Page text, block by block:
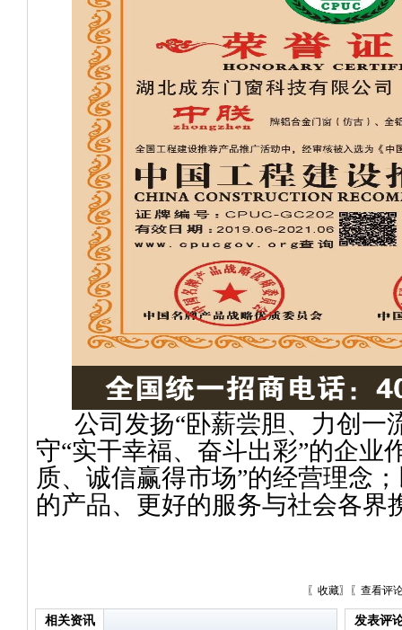
公司发扬“卧薪尝胆、力创一
守“实干幸福、奋斗出彩”的企业
质、诚信赢得市场”的经营理念
的产品、更好的服务与社会各界
〖 收藏〗〖 查看评
相关资讯 发表评